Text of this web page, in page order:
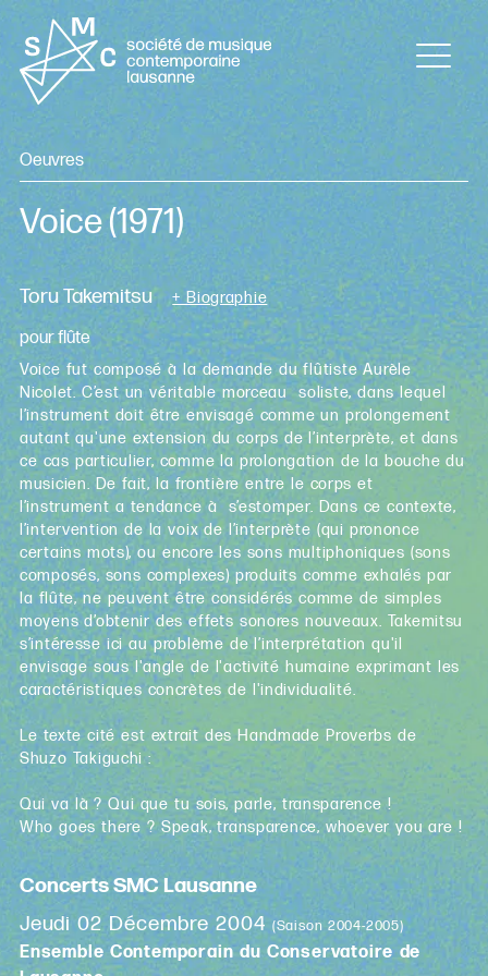
Oeuvres
Voice(1971)
Toru Takemitsu + Biographie
pour flûte
Voice fut composé à la demande du flûtiste Aurèle
Nicolet. C’est un véritable morceau soliste, dans lequel
l’instrument doit être envisagé comme un prolongement
autant qu'une extension du corps de l’interprète, et dans
ce cas particulier, comme la prolongation de la bouche du
musicien. De fait, la frontière entre le corps et
l’instrument a tendance à s’estomper. Dans ce contexte,
l’intervention de la voix de l’interprète (qui prononce
certains mots), ou encore les sons multiphoniques (sons
composés, sons complexes) produits comme exhalés par
la flûte, ne peuvent être considérés comme de simples
moyens d’obtenir des effets sonores nouveaux. Takemitsu
s’intéresse ici au problème de l’interprétation qu'il
envisage sous l'angle de l'activité humaine exprimant les
caractéristiques concrètes de l'individualité.
Le texte cité est extrait des Handmade Proverbs de
Shuzo Takiguchi :
Qui va là ? Qui que tu sois, parle, transparence !
Who goes there ? Speak, transparence, whoever you are !
Concerts SMC Lausanne
Jeudi 02 Décembre 2004 (Saison 2004-2005)
Ensemble Contemporain du Conservatoire de